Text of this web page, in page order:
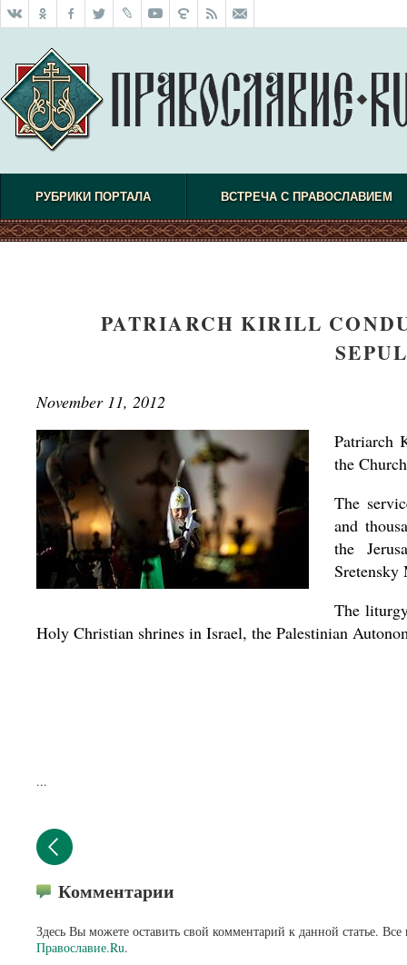
РУБРИКИ ПОРТАЛА ВСТРЕЧА С ПРАВОСЛАВИЕМ
PATRIARCH KIRILL
November 11, 2012
Patriarch
the
The
and
the
Sretensky
The
Holy Christian shrines in Israel, the Palestinian
...
Комментарии
Здесь Вы можете оставить свой комментарий к данной статье.
Православие.Ru.